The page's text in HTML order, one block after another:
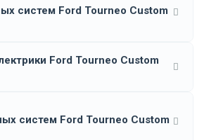
систем Ford Tourneo Custom
Ford Tourneo Custom
систем Ford Tourneo Custom